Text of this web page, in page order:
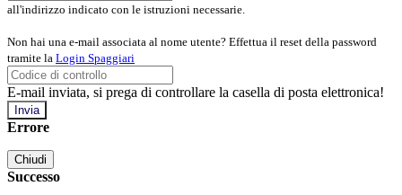
all'indirizzo indicato con le istruzioni necessarie.
Non hai una e-mail associata al nome utente? Effettua il reset della password
tramite la Login Spaggiari
E-mail inviata, si prega di controllare la casella di posta elettronica!
Errore
Chiudi
Successo